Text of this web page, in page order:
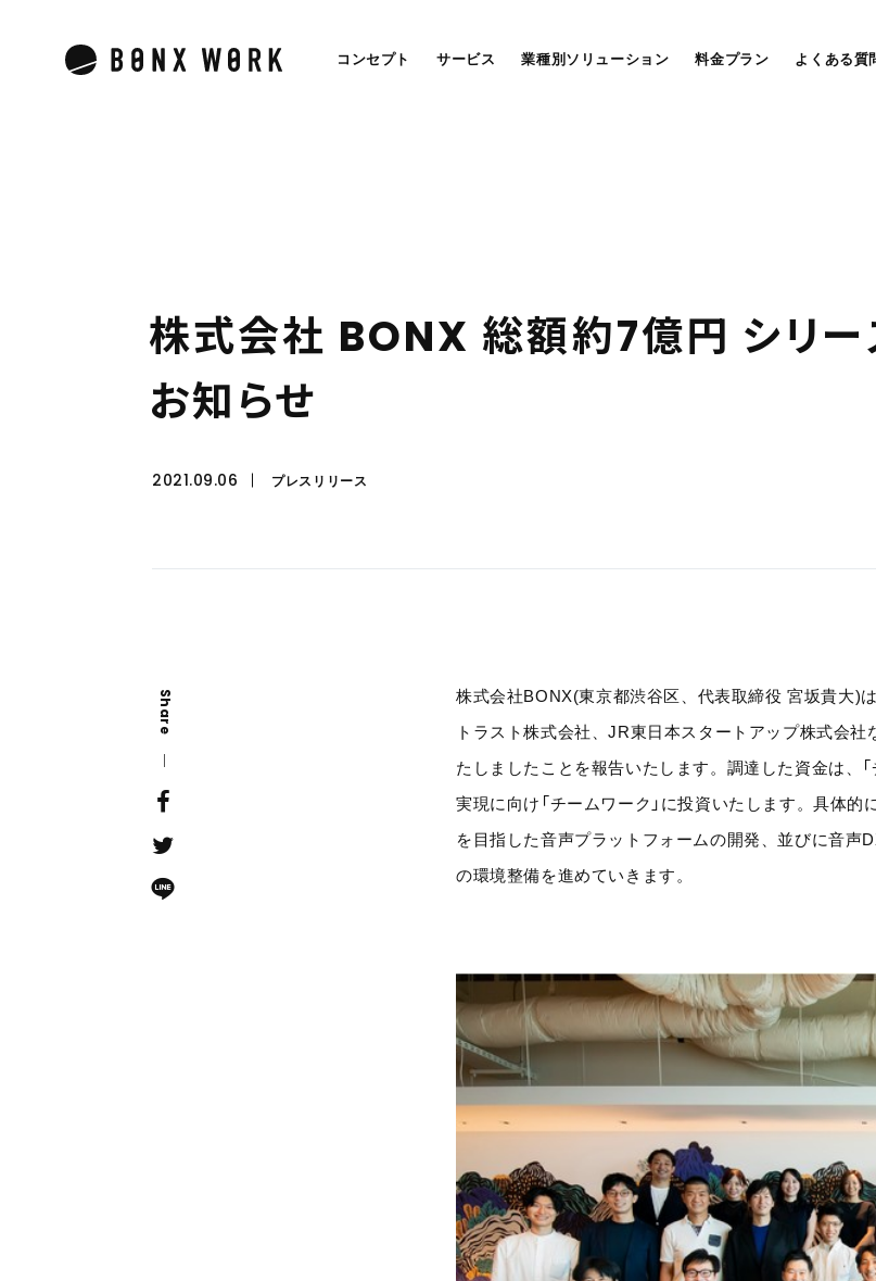
コンセプト サービス 業種別ソリューション 料金プラン よくある質
株式会社 BONX 総額約7億円 シリー
お知らせ
2021.09.06 プレスリリース
Share
株式会社BONX(東京都渋谷区、代表取締役 宮坂貴大)
トラスト株式会社、JR東日本スタートアップ株式会
たしましたことを報告いたします。調達した資金は、
実現に向け「チームワーク」に投資いたします。具体
を目指した音声プラットフォームの開発、並びに音声
の環境整備を進めていきます。